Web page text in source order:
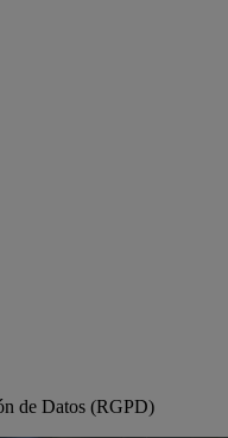
de Datos (RGPD)